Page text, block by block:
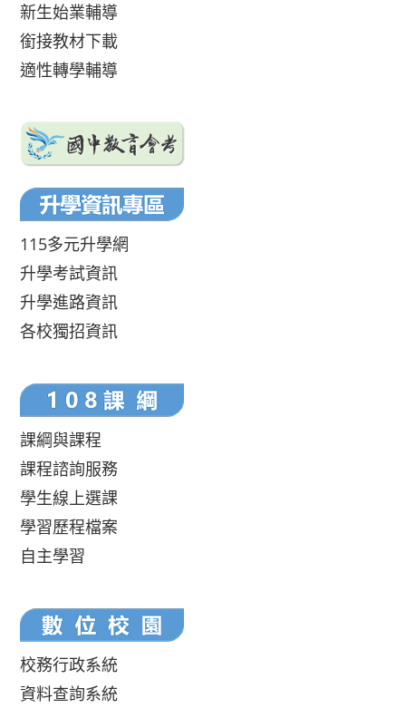
新生始業輔導
銜接教材下載
適性轉學輔導
115多元升學網
升學考試資訊
升學進路資訊
各校獨招資訊
課綱與課程
課程諮詢服務
學生線上選課
學習歷程檔案
自主學習
校務行政系統
資料查詢系統